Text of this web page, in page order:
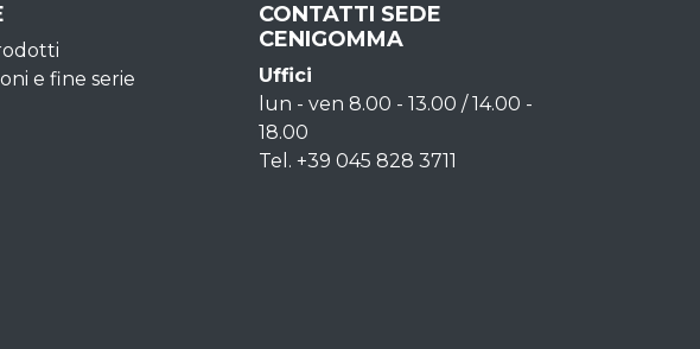
e fine serie
CONTATTI SEDE
CENIGOMMA
Uffici
lun - ven 8.00 - 13.00 / 14.00 -
18.00
Tel. +39 045 828 3711